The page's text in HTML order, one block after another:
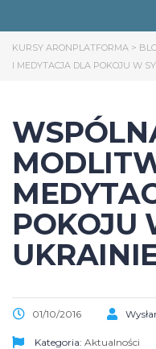
KURSY ARONPLATFORMA >
I MEDYTACJA DLA POKOJU W
POKOJU
01/10/2016
Kategoria: Aktualności